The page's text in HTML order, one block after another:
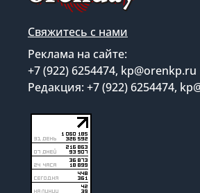
Свяжитесь с нами
Реклама на сайте:
+7 (922) 6254474, kp@orenkp.ru
Редакция: +7 (922) 6254474,